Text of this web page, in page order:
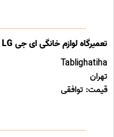
تعمیرگاه لوازم خانگی ای جی LG غرب تهران
Tablighatiha
تهران
قیمت: توافقی